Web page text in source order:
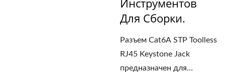
Инструментов
Для Сборки.
Разъем Cat6A STP Toolless
RJ45 Keystone Jack
предназначен для